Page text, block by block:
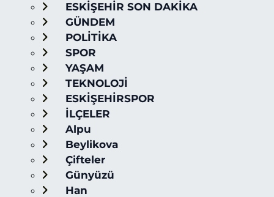
ESKİŞEHİR SON DAKİKA
GÜNDEM
POLİTİKA
SPOR
YAŞAM
TEKNOLOJİ
ESKİŞEHİRSPOR
İLÇELER
Alpu
Beylikova
Çifteler
Günyüzü
Han